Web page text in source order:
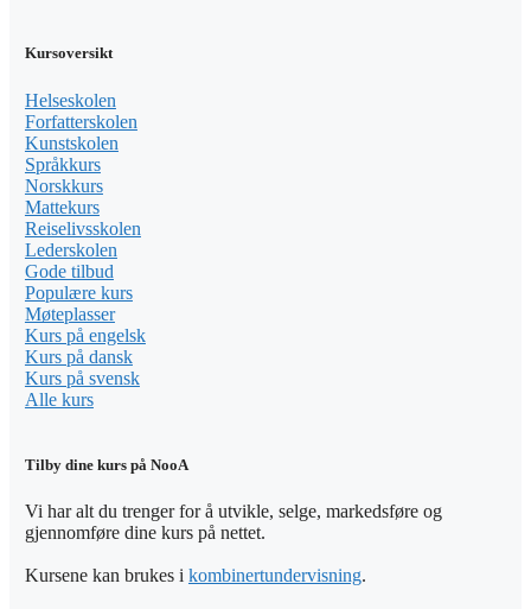
Kursoversikt
Helseskolen
Forfatterskolen
Kunstskolen
Språkkurs
Norskkurs
Mattekurs
Reiselivsskolen
Lederskolen
Gode tilbud
Populære kurs
Møteplasser
Kurs på engelsk
Kurs på dansk
Kurs på svensk
Alle kurs
Tilby dine kurs på NooA
Vi har alt du trenger for å utvikle, selge, markedsføre og
gjennomføre dine kurs på nettet.
Kursene kan brukes i kombinertundervisning.